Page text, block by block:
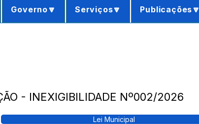
Governo🔽 Serviços🔽 Publicações🔽
- INEXIGIBILIDADE Nº002/2026
Lei Municipal